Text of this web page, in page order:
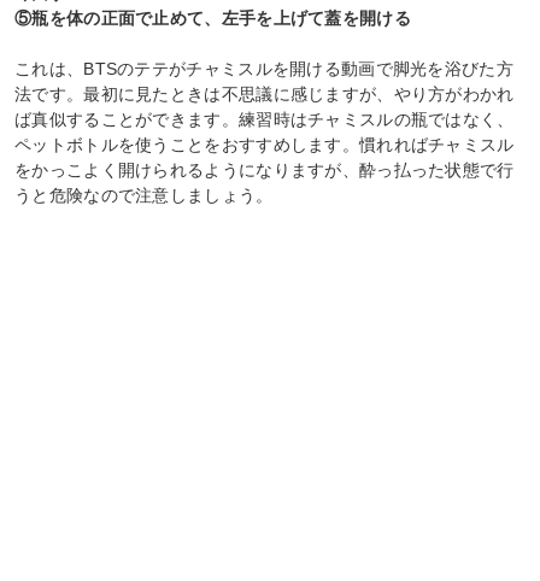
⑤瓶を体の正面で止めて、左手を上げて蓋を開ける
これは、BTSのテテがチャミスルを開ける動画で脚光を浴びた方
法です。最初に見たときは不思議に感じますが、やり方がわかれ
ば真似することができます。練習時はチャミスルの瓶ではなく、
ペットボトルを使うことをおすすめします。慣れればチャミスル
をかっこよく開けられるようになりますが、酔っ払った状態で行
うと危険なので注意しましょう。